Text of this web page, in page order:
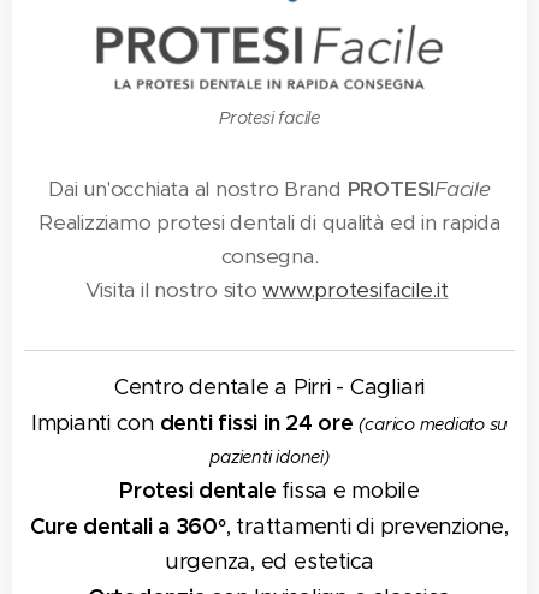
Protesi facile
Dai un'occhiata al nostro Brand PROTESIFacile
Realizziamo protesi dentali di qualità ed in rapida
consegna.
Visita il nostro sitowww.protesifacile.it
Centro dentale a Pirri - Cagliari
Impianti condenti fissi in 24 ore (carico mediato su
pazienti idonei)
Protesi dentale fissa e mobile
Cure dentali a 360°, trattamenti di prevenzione,
urgenza, ed estetica